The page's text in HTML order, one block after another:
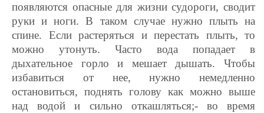
появляются опасные для жизни судороги, сводит
руки и ноги. В таком случае нужно плыть на
спине. Если растеряться и перестать плыть, то
можно утонуть. Часто вода попадает в
дыхательное горло и мешает дышать. Чтобы
избавиться от нее, нужно немедленно
остановиться, поднять голову как можно выше
над водой и сильно откашляться;- во время